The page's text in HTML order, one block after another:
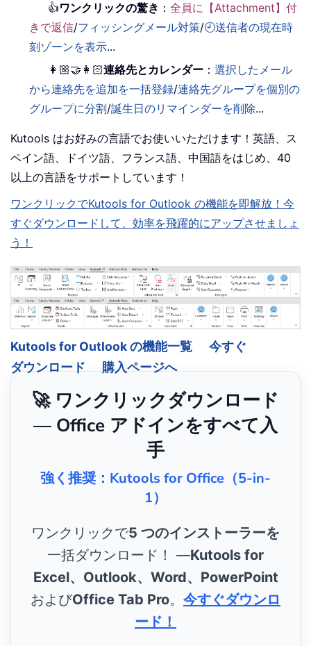
👍ワンクリックの驚き ：全員に【Attachment】付
きで返信/フィッシングメール対策/🕘送信者の現在時
刻ゾーンを表示...
👩🏼‍🤝‍👩🏻連絡先とカレンダー ：選択したメール
から連絡先を追加を一括登録/連絡先グループを個別の
グループに分割/誕生日のリマインダーを削除...
Kutools はお好みの言語でお使いいただけます！英語、ス
ペイン語、ドイツ語、フランス語、中国語をはじめ、40
以上の言語をサポートしています！
ワンクリックでKutools for Outlook の機能を即解放！今
すぐダウンロードして、効率を飛躍的にアップさせましょ
う！
Kutools for Outlook の機能一覧
今すぐ
ダウンロード
購入ページへ
🚀 ワンクリックダウンロード
— Office アドインをすべて入
手
強く推奨：Kutools for Office（5-in-
1）
ワンクリックで5 つのインストーラーを
一括ダウンロード！ ―Kutools for
Excel、Outlook、Word、PowerPoint
およびOffice Tab Pro。 今すぐダウンロ
ード！